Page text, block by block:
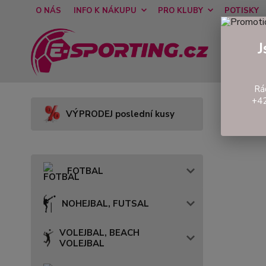
O NÁS INFO K NÁKUPU PRO KLUBY POTISKY
VÝPRODEJ poslední kusy
FOTBAL
NOHEJBAL, FUTSAL
VOLEJBAL, BEACH
VOLEJBAL